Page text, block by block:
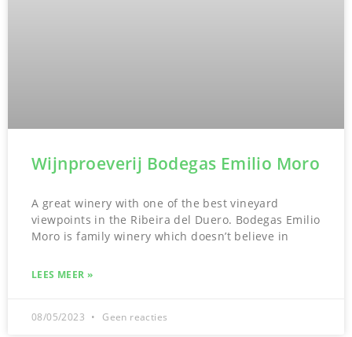
Wijnproeverij Bodegas Emilio Moro
A great winery with one of the best vineyard
viewpoints in the Ribeira del Duero. Bodegas Emilio
Moro is family winery which doesn’t believe in
LEES MEER »
08/05/2023 Geen reacties